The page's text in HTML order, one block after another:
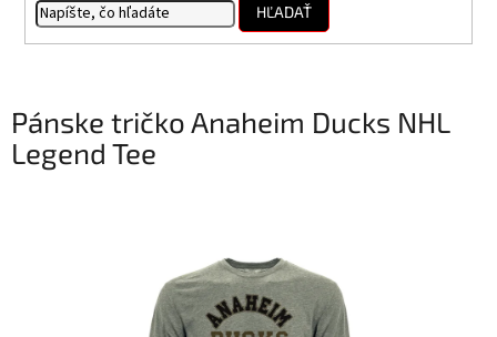
HĽADAŤ
Pánske tričko Anaheim Ducks NHL
Legend Tee